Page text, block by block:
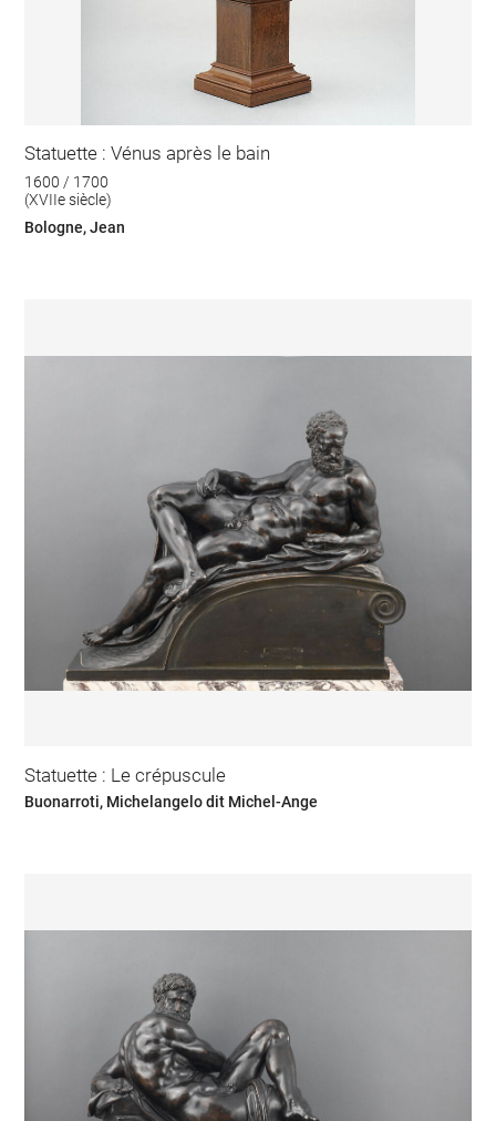
Statuette : Vénus après le bain
1600 / 1700
(XVIIe siècle)
Bologne, Jean
Statuette : Le crépuscule
Buonarroti, Michelangelo dit Michel-Ange